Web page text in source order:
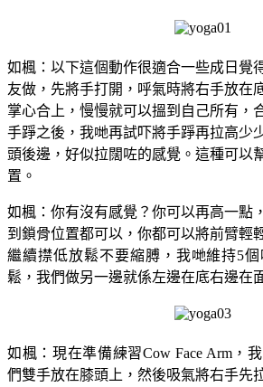
如楓： 以下這個動作很適合一些成日覺
友做，先將手打開，呼氣時將右手放在
掌心合上，慢慢就可以搵到自己所有，
手踭之後，我哋再試吓將手踭再拉高少
頭後邊，好似拉闊咗的感覺。這種可以
置。
如楓： 你有沒有感覺？你可以再高一點
到鎖骨位置都可以，你都可以將前臂輕
繼續㩒低放鬆不要縮膊，我哋維持5
鬆，我們做另一邊就係左邊在底右邊在
如楓：現在準備練習Cow Face Arm，
們雙手放在膝頭上，然後吸氣將右手先